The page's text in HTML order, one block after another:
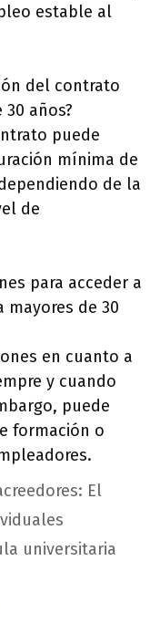
estable al
del contrato
años?
puede
mínima de
de la
de
para acceder a
de 30
en cuanto a
y cuando
puede
formación o
El
universitaria